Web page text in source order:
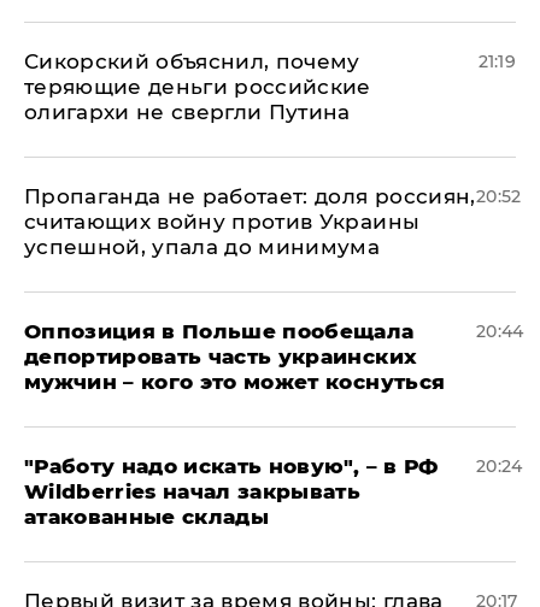
Сикорский объяснил, почему
теряющие деньги российские
олигархи не свергли Путина
21:19
​Пропаганда не работает: доля россиян,
считающих войну против Украины
успешной, упала до минимума
20:52
Оппозиция в Польше пообещала
депортировать часть украинских
мужчин – кого это может коснуться
20:44
"Работу надо искать новую", – в РФ
Wildberries начал закрывать
атакованные склады
20:24
Первый визит за время войны: глава 20:17